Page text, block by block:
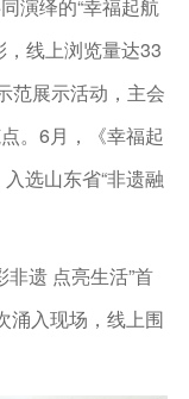
演绎的“幸福起航
线上浏览量达33
范展示活动，主会
。6月，《幸福起
选山东省“非遗融
遗 点亮生活”首
涌入现场，线上围